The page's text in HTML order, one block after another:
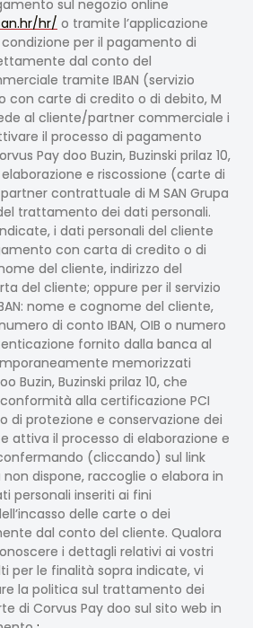
sul negozio online
hr/ o tramite l’applicazione
per il pagamento di
dal conto del
tramite IBAN (servizio
con carte di credito o di debito, M
al cliente/partner commerciale i
il processo di pagamento
Pay doo Buzin, Buzinski prilaz 10,
e riscossione (carte di
contrattuale di M SAN Grupa
trattamento dei dati personali.
i dati personali del cliente
con carta di credito o di
del cliente, indirizzo del
del cliente; oppure per il servizio
nome e cognome del cliente,
di conto IBAN, OIB o numero
fornito dalla banca al
memorizzati
Buzin, Buzinski prilaz 10, che
alla certificazione PCI
di protezione e conservazione dei
attiva il processo di elaborazione e
(cliccando) sul link
non dispone, raccoglie o elabora in
personali inseriti ai fini
delle carte o dei
dal conto del cliente. Qualora
i dettagli relativi ai vostri
per le finalità sopra indicate, vi
la politica sul trattamento dei
di Corvus Pay doo sul sito web in